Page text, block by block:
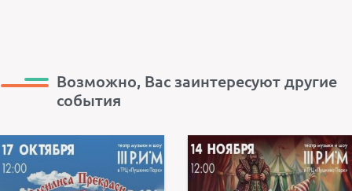
Возможно, Вас заинтересуют другие
события